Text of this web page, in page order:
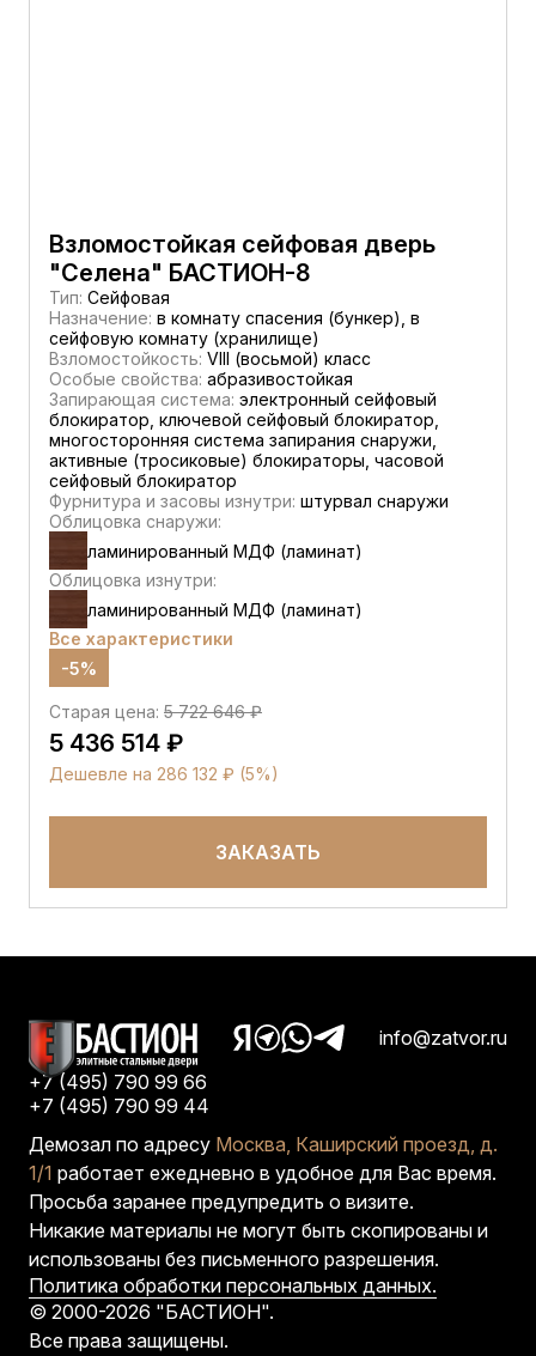
Взломостойкая сейфовая дверь
"Селена" БАСТИОН-8
Тип: Сейфовая
Назначение: в комнату спасения (бункер), в
сейфовую комнату (хранилище)
Взломостойкость: VIII (восьмой) класс
Особые свойства: абразивостойкая
Запирающая система: электронный сейфовый
блокиратор, ключевой сейфовый блокиратор,
многосторонняя система запирания снаружи,
активные (тросиковые) блокираторы, часовой
сейфовый блокиратор
Фурнитура и засовы изнутри: штурвал снаружи
Облицовка снаружи:
ламинированный МДФ (ламинат)
Облицовка изнутри:
ламинированный МДФ (ламинат)
Все характеристики
-5%
Старая цена: 5 722 646 ₽
5 436 514 ₽
Дешевле на 286 132 ₽ (5%)
ЗАКАЗАТЬ
info@zatvor.ru
+7 (495) 790 99 66
+7 (495) 790 99 44
Демозал по адресу Москва, Каширский проезд, д.
1/1 работает ежедневно в удобное для Вас время.
Просьба заранее предупредить о визите.
Никакие материалы не могут быть скопированы и
использованы без письменного разрешения.
Политика обработки персональных данных.
© 2000-2026 "БАСТИОН".
Все права защищены.